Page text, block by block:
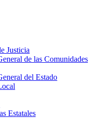
Justicia
de las Comunidades
del Estado
Estatales